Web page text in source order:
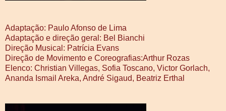
Adaptação: Paulo Afonso de Lima
Adaptação e direção geral: Bel Bianchi
Direção Musical: Patrícia Evans
Direção de Movimento e Coreografias:Arthur Rozas
Elenco: Christian Villegas, Sofia Toscano, Victor Gorlach,
Ananda Ismail Areka, André Sigaud, Beatriz Erthal